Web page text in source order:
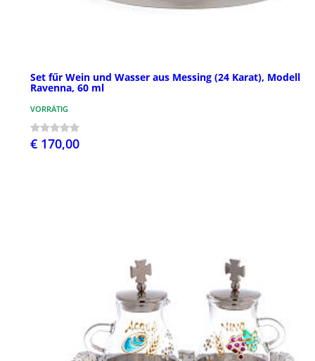
Set fűr Wein und Wasser aus Messing (24 Karat), Modell
Ravenna, 60 ml
VORRÄTIG
€ 170,00